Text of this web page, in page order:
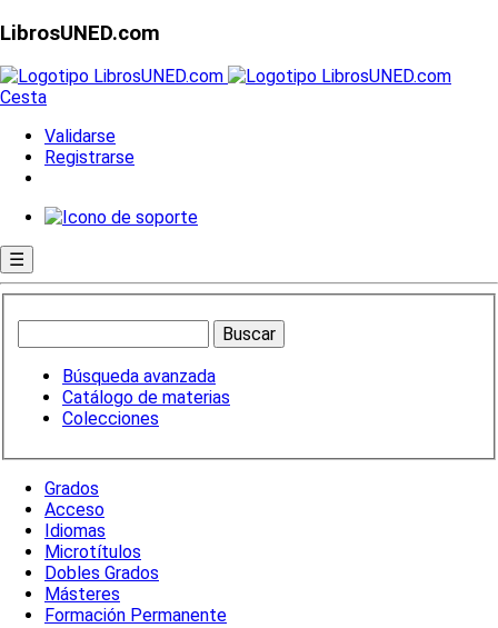
LibrosUNED.com
Cesta
Validarse
Registrarse
☰
Búsqueda avanzada
Catálogo de materias
Colecciones
Grados
Acceso
Idiomas
Microtítulos
Dobles Grados
Másteres
Formación Permanente